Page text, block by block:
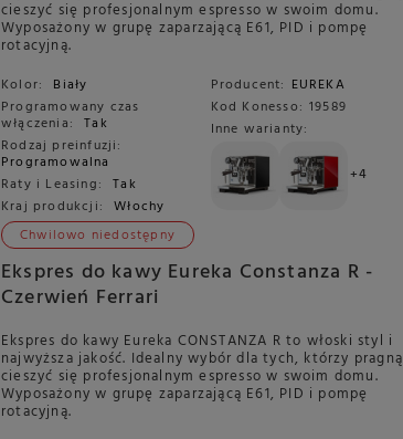
cieszyć się profesjonalnym espresso w swoim domu.
Wyposażony w grupę zaparzającą E61, PID i pompę
rotacyjną.
Kolor: Biały
Programowany czas
włączenia: Tak
Rodzaj preinfuzji:
Programowalna
Raty i Leasing: Tak
Kraj produkcji: Włochy
Producent: EUREKA
Kod Konesso: 19589
Inne warianty:
+4
Chwilowo niedostępny
Ekspres do kawy Eureka Constanza R -
Czerwień Ferrari
Ekspres do kawy Eureka CONSTANZA R to włoski styl i
najwyższa jakość. Idealny wybór dla tych, którzy pragną
cieszyć się profesjonalnym espresso w swoim domu.
Wyposażony w grupę zaparzającą E61, PID i pompę
rotacyjną.